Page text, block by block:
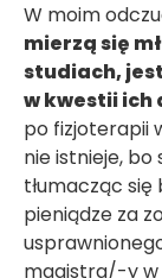
W moim
mierzą się
studiach,
w kwestii ich
po fizjoterapii
nie istnieje, bo
tłumacząc
pieniądze za
magistra/-y w